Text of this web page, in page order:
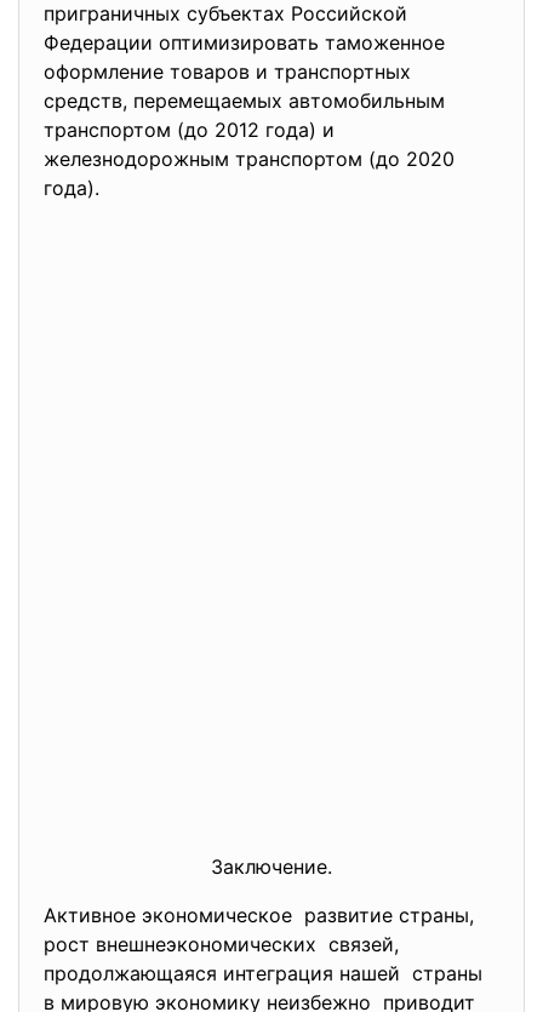
приграничных субъектах Российской
Федерации оптимизировать таможенное
оформление товаров и транспортных
средств, перемещаемых автомобильным
транспортом (до 2012 года) и
железнодорожным транспортом (до 2020
года).
Заключение.
Активное экономическое развитие страны,
рост внешнеэкономических связей,
продолжающаяся интеграция нашей страны
в мировую экономику неизбежно приводит